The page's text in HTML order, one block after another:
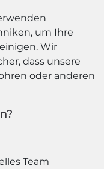
um Ihre
Wir
dass unsere
oder anderen
Team